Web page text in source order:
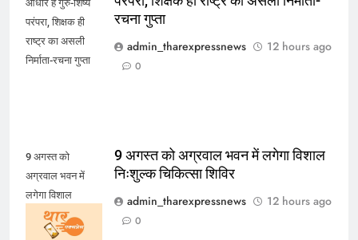
आधार है गुरु-शिष्य
परंपरा, शिक्षक ही
राष्ट्र का असली
निर्माता-रचना गुप्ता
रचना गुप्ता
admin_tharexpressnews
12 hours ago
0
9 अगस्त को
अग्रवाल भवन में
लगेगा विशाल
निःशुल्क चिकित्सा
शिविर
9 अगस्त को अग्रवाल भवन में लगेगा विशाल
निःशुल्क चिकित्सा शिविर
admin_tharexpressnews
12 hours ago
0